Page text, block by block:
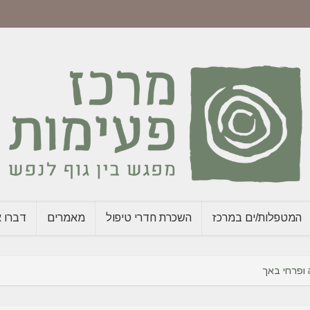
המטפלות/ים במרכז השכרת חדרי טיפול מאמרים דברו
ופרחי באך